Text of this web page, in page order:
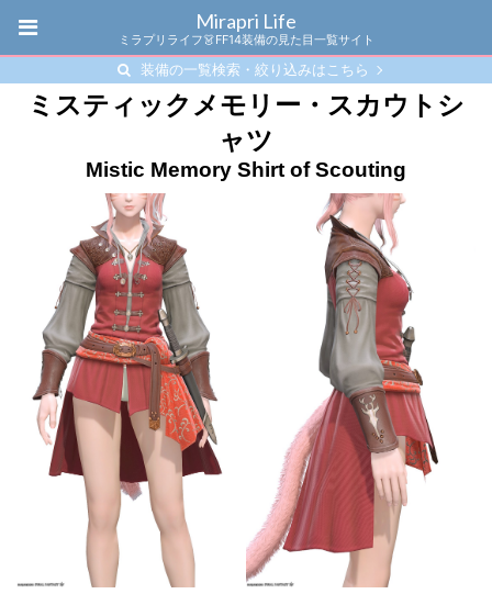
Mirapri Life
ミラプリライフ👗FF14装備の見た目一覧サイト
装備の一覧検索・絞り込みはこちら
ミスティックメモリー・スカウトシ
ャツ
Mistic Memory Shirt of Scouting